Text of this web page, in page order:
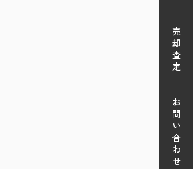
売却査定
お問い合わせ